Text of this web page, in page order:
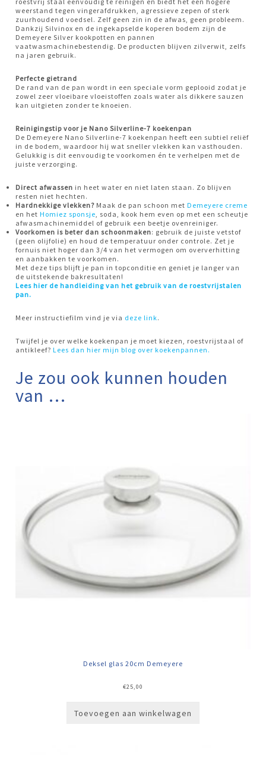
weerstand tegen vingerafdrukken, agressieve zepen of sterk
zuurhoudend voedsel. Zelf geen zin in de afwas, geen probleem.
Dankzij Silvinox en de ingekapselde koperen bodem zijn de
Demeyere Silver kookpotten en pannen
vaatwasmachinebestendig. De producten blijven zilverwit, zelfs
na jaren gebruik.
Perfecte gietrand
De rand van de pan wordt in een speciale vorm geplooid zodat je
zowel zeer vloeibare vloeistoffen zoals water als dikkere sauzen
kan uitgieten zonder te knoeien.
Reinigingstip voor je Nano Silverline-7 koekenpan
De Demeyere Nano Silverline-7 koekenpan heeft een subtiel reliëf
in de bodem, waardoor hij wat sneller vlekken kan vasthouden.
Gelukkig is dit eenvoudig te voorkomen én te verhelpen met de
juiste verzorging.
Direct afwassen in heet water en niet laten staan. Zo blijven
resten niet hechten.
Hardnekkige vlekken? Maak de pan schoon metDemeyere creme
en hetHomiez sponsje , soda, kook hem even op met een scheutje
afwasmachinemiddel of gebruik een beetje ovenreiniger.
Voorkomen is beter dan schoonmaken: gebruik de juiste vetstof
(geen olijfolie) en houd de temperatuur onder controle. Zet je
fornuis niet hoger dan 3/4 van het vermogen om oververhitting
en aanbakken te voorkomen.
Met deze tips blijft je pan in topconditie en geniet je langer van
de uitstekende bakresultaten!
Lees hier de handleiding van het gebruik van de roestvrijstalen
pan.
Meer instructiefilm vind je via deze link.
Twijfel je over welke koekenpan je moet kiezen, roestvrijstaal of
antikleef?Lees dan hier mijn blog over koekenpannen.
Je zou ook kunnen houden
van …
Deksel glas 20cm Demeyere
€25,00
Toevoegen aan winkelwagen